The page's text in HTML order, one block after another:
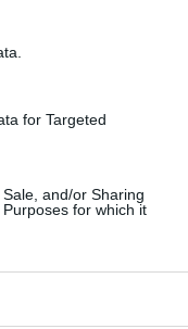
for Targeted
and/or Sharing
for which it
persones a
sota del